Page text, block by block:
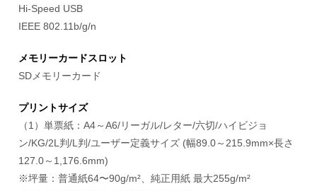
Hi-Speed USB
IEEE 802.11b/g/n
メモリーカードスロット
SDメモリーカード
プリントサイズ
（1）単票紙：A4～A6/リーガル/レター/六切/ハイビジョ
ン/KG/2L判/L判/ユーザー定義サイズ (幅89.0～215.9mm×長さ
127.0～1,176.6mm)
※坪量：普通紙64〜90g/m²、純正用紙 最大255g/m²